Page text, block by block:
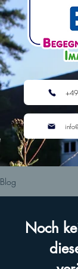
Blog
Noch